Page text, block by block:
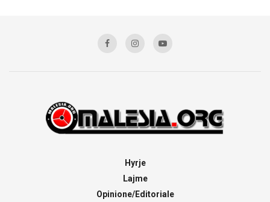
Hyrje
Lajme
Opinione/Editoriale